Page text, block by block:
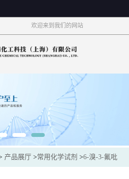
欢迎来到我们的网站
产品展厅 >常用化学试剂 >6-溴-3-氟吡